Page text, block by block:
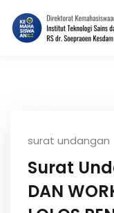
content
surat undangan
Surat
DAN